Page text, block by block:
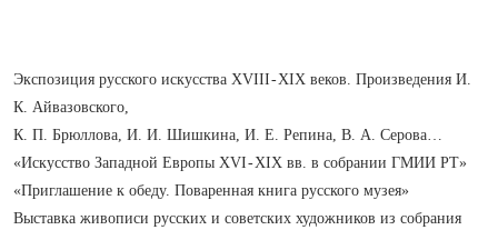
Экспозиция русского искусства XVIII - XIX веков. Произведения И.
К. Айвазовского,
К. П. Брюллова, И. И. Шишкина, И. Е. Репина, В. А. Серова…
«Искусство Западной Европы XVI - XIX вв. в собрании ГМИИ РТ»
«Приглашение к обеду. Поваренная книга русского музея»
Выставка живописи русских и советских художников из собрания